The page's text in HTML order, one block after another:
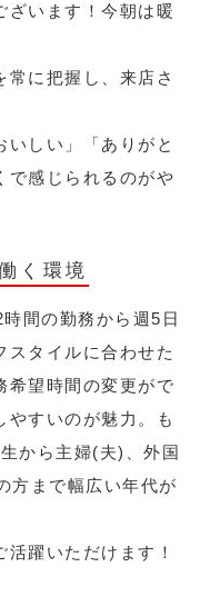
ざいます！今朝は暖
常に把握し、来店さ
いしい」「ありがと
で感じられるのがや
く環境
間の勤務から週5日
スタイルに合わせた
希望時間の変更がで
やすいのが魅力。も
から主婦(夫)、外国
方まで幅広い年代が
躍いただけます！